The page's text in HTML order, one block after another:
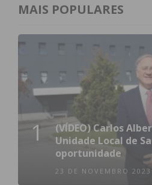
MAIS POPULARES
1
(VÍDEO) Carlos
Unidade Local de
oportunidade
23 DE NOVEMBRO 2023